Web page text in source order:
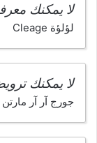
لا يمكنك
لؤلؤة Cleage
لا يمكنك
جورج آر آر مارتن